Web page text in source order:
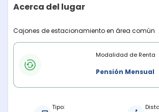
Acerca del lugar
Descripción del lugar
Cajones de estacionamiento en área común
Modalidades de rentaModalidad de Renta
Pensión Mensual
Tipo: